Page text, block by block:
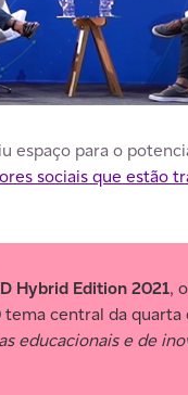
espaço para o
sociais que estão
Hybrid Edition 2021,
central da quarta
educacionais e de